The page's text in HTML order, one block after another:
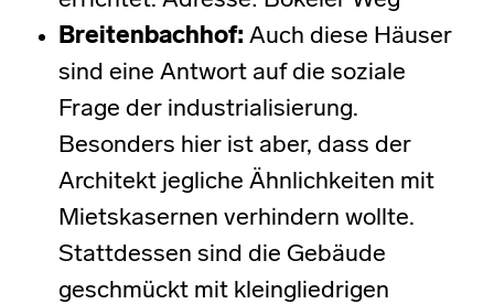
Breitenbachhof: Auch diese Häuser
sind eine Antwort auf die soziale
Frage der industrialisierung.
Besonders hier ist aber, dass der
Architekt jegliche Ähnlichkeiten mit
Mietskasernen verhindern wollte.
Stattdessen sind die Gebäude
geschmückt mit kleingliedrigen